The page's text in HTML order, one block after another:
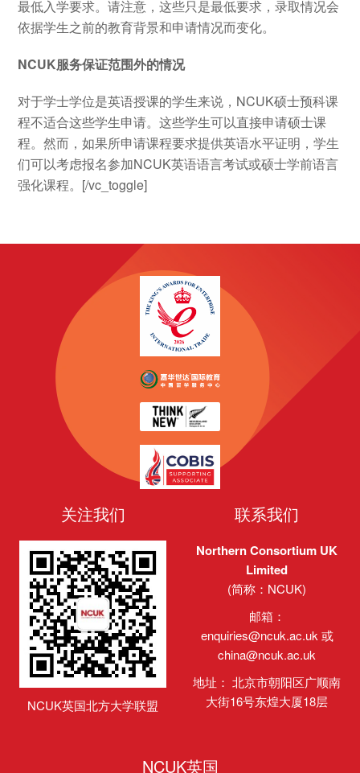
最低入学要求。请注意，这些只是最低要求，录取情况会
依据学生之前的教育背景和申请情况而变化。
NCUK服务保证范围外的情况
对于学士学位是英语授课的学生来说，NCUK硕士预科课
程不适合这些学生申请。这些学生可以直接申请硕士课
程。然而，如果所申请课程要求提供英语水平证明，学生
们可以考虑报名参加NCUK英语语言考试或硕士学前语言
强化课程。[/vc_toggle]
关注我们
NCUK英国北方大学联盟
联系我们
Northern Consortium UK
Limited
(简称：NCUK)
邮箱：
enquiries@ncuk.ac.uk 或
china@ncuk.ac.uk
地址： 北京市朝阳区广顺南
大街16号东煌大厦18层
NCUK英国